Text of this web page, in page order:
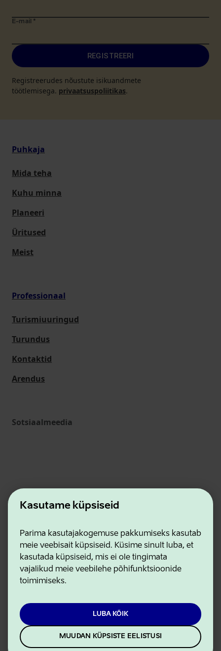
Kasutame küpsiseid
Parima kasutajakogemuse pakkumiseks kasutab
meie veebisait küpsiseid. Küsime sinult luba, et
kasutada küpsiseid, mis ei ole tingimata
vajalikud meie veebilehe põhifunktsioonide
toimimiseks.
LUBA KÕIK
MUUDAN KÜPSISTE EELISTUSI
E-mail *
REGISTREERI
Registreerudes nõustute isikuandmete
töötlemisega. privaatsuspoliitikas.
Puhkaja
Mida teha
Kuhu minna
Planeeri
Üritused
Meist
Professionaal
Turismiuuringud
Turundus
Kontaktid
Arendus
Sotsiaalmeedia
Ettevõtluse ja Innovatsiooni Sihtasutus
Kontaktid
Koostööpartnerid
Kasutustingimused
Privaatsuse ja küpsiste eeskirjad